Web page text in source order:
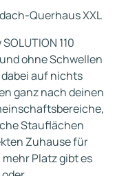
Querhaus XXL
110
ohne Schwellen
auf nichts
ganz nach deinen
Stauflächen
Zuhause für
Platz gibt es